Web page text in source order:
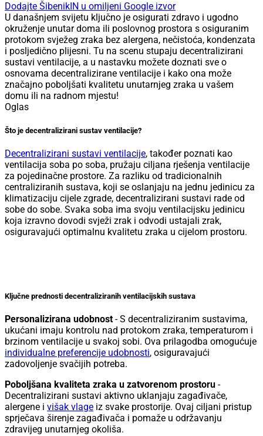
Dodajte ŠibenikIN u omiljeni Google izvor
U današnjem svijetu ključno je osigurati zdravo i ugodno
okruženje unutar doma ili poslovnog prostora s osiguranim
protokom svježeg zraka bez alergena, nečistoća, kondenzata
i posljedično plijesni. Tu na scenu stupaju decentralizirani
sustavi ventilacije, a u nastavku možete doznati sve o
osnovama decentralizirane ventilacije i kako ona može
značajno poboljšati kvalitetu unutarnjeg zraka u vašem
domu ili na radnom mjestu!
Oglas
Što je decentralizirani sustav ventilacije?
Decentralizirani sustavi ventilacije, također poznati kao
ventilacija soba po soba, pružaju ciljana rješenja ventilacije
za pojedinačne prostore. Za razliku od tradicionalnih
centraliziranih sustava, koji se oslanjaju na jednu jedinicu za
klimatizaciju cijele zgrade, decentralizirani sustavi rade od
sobe do sobe. Svaka soba ima svoju ventilacijsku jedinicu
koja izravno dovodi svježi zrak i odvodi ustajali zrak,
osiguravajući optimalnu kvalitetu zraka u cijelom prostoru.
Ključne prednosti decentraliziranih ventilacijskih sustava
Personalizirana udobnost- S decentraliziranim sustavima,
ukućani imaju kontrolu nad protokom zraka, temperaturom i
brzinom ventilacije u svakoj sobi. Ova prilagodba omogućuje
individualne preferencije udobnosti, osiguravajući
zadovoljenje svačijih potreba.
Poboljšana kvaliteta zraka u zatvorenom prostoru -
Decentralizirani sustavi aktivno uklanjaju zagađivače,
alergene i višak vlage iz svake prostorije. Ovaj ciljani pristup
sprječava širenje zagađivača i pomaže u održavanju
zdravijeg unutarnjeg okoliša.